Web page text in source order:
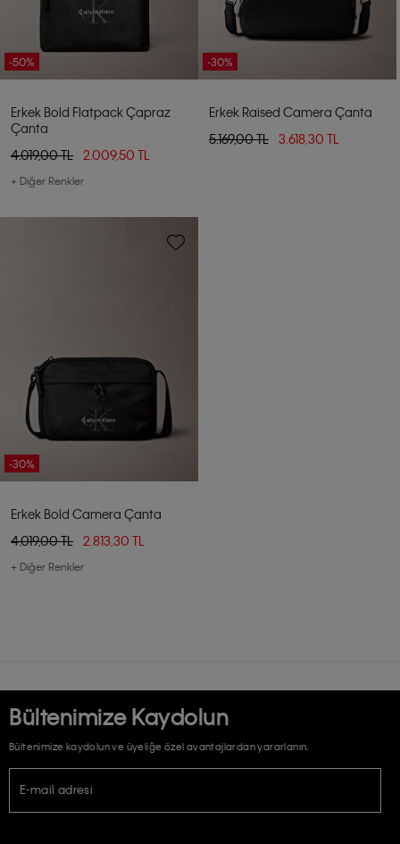
-50%
Erkek Bold Flatpack Çapraz
Çanta
4.019,00 TL
2.009,50 TL
+ Diğer Renkler
-30%
Erkek Raised Camera Çanta
5.169,00 TL
3.618,30 TL
-30%
Erkek Bold Camera Çanta
4.019,00 TL
2.813,30 TL
+ Diğer Renkler
Bültenimize Kaydolun
Bültenimize kaydolun ve üyeliğe özel avantajlardan yararlanın.
E-mail adresi